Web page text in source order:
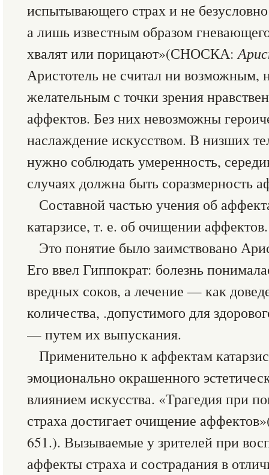
испытывающего страх и не
а лишь известным образом
хвалят или порицают»(СНОСКА:
Аристотель не считал ни
желательным с точки зрения
аффектов. Без них невозможны
наслаждение искусством. В низших
нужно соблюдать умеренность,
случаях должна быть соразмерность
Составной частью учения об
катарзисе, т. е. об очищении аффектов.
Это понятие было заимствовано
Его ввел Гиппократ: болезнь
вредных соков, а лечение — как
количества, .допустимого для
— путем их выпускания.
Применительно к аффектам
эмоционально окрашенного
влиянием искусства. «Трагедия при
страха достигает очищение
651.). Вызываемые у зрителей при
аффекты страха и сострадания в